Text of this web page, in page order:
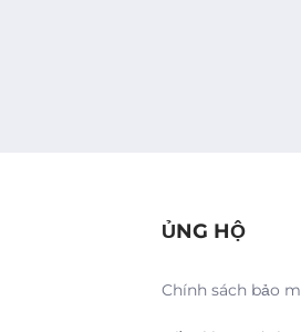
ỦNG HỘ
Chính sách bảo